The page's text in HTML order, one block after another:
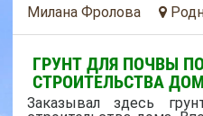
Милана Фролова
ГРУНТ ДЛЯ ПОЧВЫ
СТРОИТЕЛЬСТВА
Заказывал здесь